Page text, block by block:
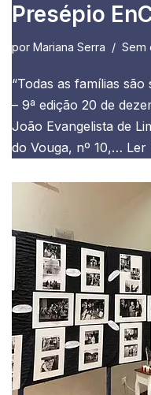
Presépio
por Mariana Serra Sem
“Todas as famílias são
– 9ª edição 20 de
João Evangelista de
do Vouga, nº 10,… Ler